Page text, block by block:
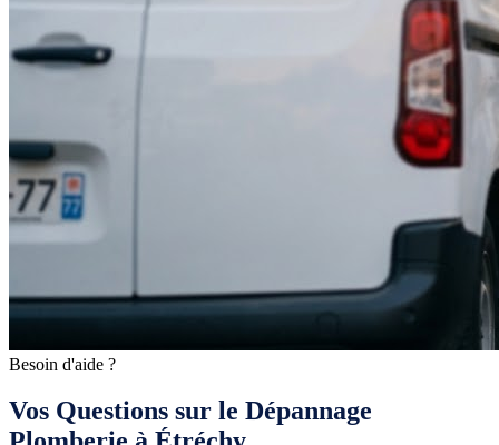
Besoin d'aide ?
Vos Questions sur le Dépannage